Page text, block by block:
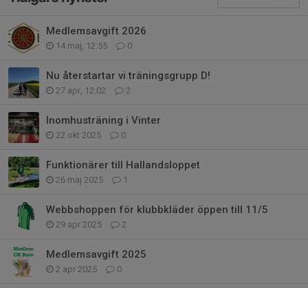
Medlemsavgift 2026
14 maj, 12:55 0
Nu återstartar vi träningsgrupp D!
27 apr, 12:02 2
Inomhusträning i Vinter
22 okt 2025 0
Funktionärer till Hallandsloppet
26 maj 2025 1
Webbshoppen för klubbkläder öppen till 11/5
29 apr 2025 2
Medlemsavgift 2025
2 apr 2025 0